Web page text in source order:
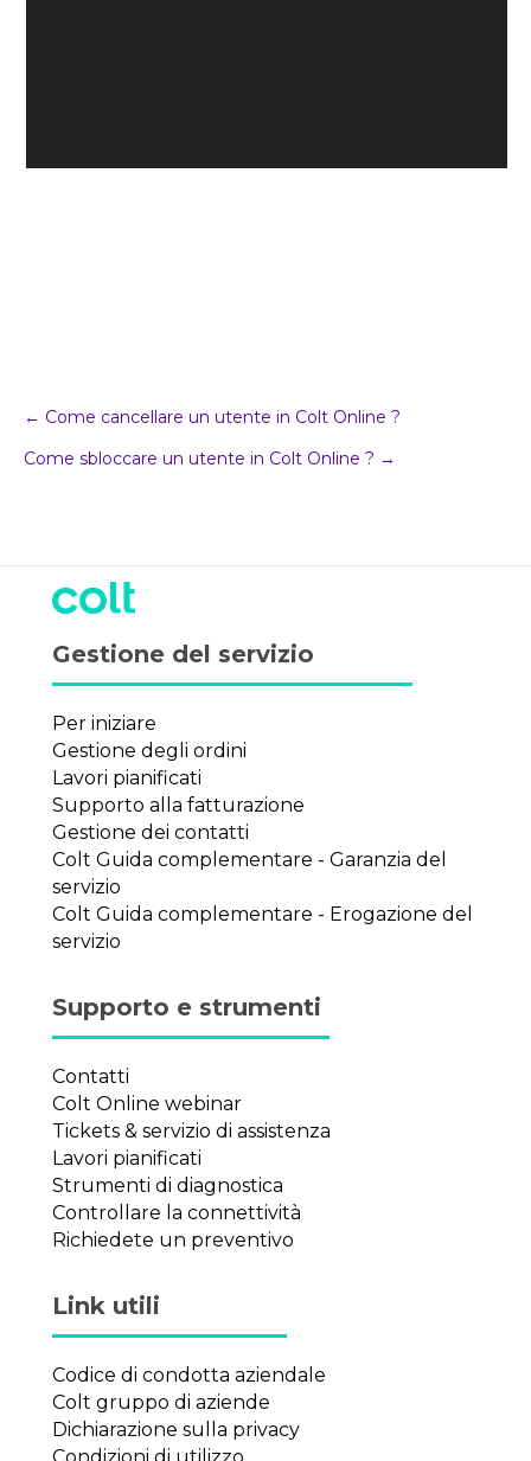
Navigazione
della
← Come cancellare un utente in Colt Online ?
Come sbloccare un utente in Colt Online ? →
Gestione del servizio
Per iniziare
Gestione degli ordini
Lavori pianificati
Supporto alla fatturazione
Gestione dei contatti
Colt Guida complementare - Garanzia del
servizio
Colt Guida complementare - Erogazione del
servizio
Supporto e strumenti
Contatti
Colt Online webinar
Tickets & servizio di assistenza
Lavori pianificati
Strumenti di diagnostica
Controllare la connettività
Richiedete un preventivo
Link utili
Codice di condotta aziendale
Colt gruppo di aziende
Dichiarazione sulla privacy